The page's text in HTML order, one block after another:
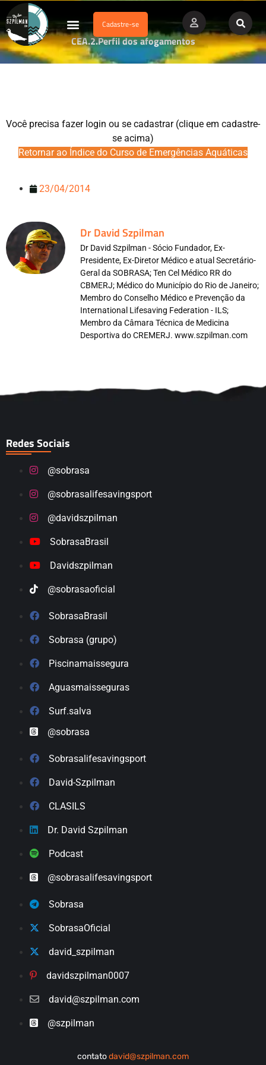
Cadastre-se
CEA.2.Perfil dos afogamentos
Você precisa fazer login ou se cadastrar (clique em cadastre-
se acima)
Retornar ao Índice do Curso de Emergências Aquáticas
23/04/2014
Dr David Szpilman
Dr David Szpilman - Sócio Fundador, Ex-
Presidente, Ex-Diretor Médico e atual Secretário-
Geral da SOBRASA; Ten Cel Médico RR do
CBMERJ; Médico do Município do Rio de Janeiro;
Membro do Conselho Médico e Prevenção da
International Lifesaving Federation - ILS;
Membro da Câmara Técnica de Medicina
Desportiva do CREMERJ. www.szpilman.com
Redes Sociais
@sobrasa
@sobrasalifesavingsport
@davidszpilman
SobrasaBrasil
Davidszpilman
@sobrasaoficial
SobrasaBrasil
Sobrasa (grupo)
Piscinamaissegura
Aguasmaisseguras
Surf.salva
@sobrasa
Sobrasalifesavingsport
David-Szpilman
CLASILS
Dr. David Szpilman
Podcast
@sobrasalifesavingsport
Sobrasa
SobrasaOficial
david_szpilman
davidszpilman0007
david@szpilman.com
@szpilman
contatodavid@szpilman.com